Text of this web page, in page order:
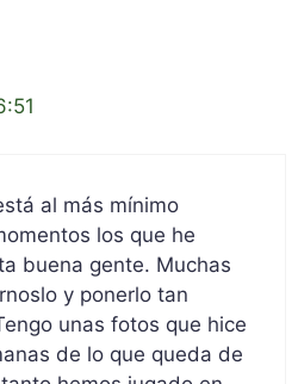
al más mínimo
los que he
buena gente. Muchas
y ponerlo tan
unas fotos que hice
de lo que queda de